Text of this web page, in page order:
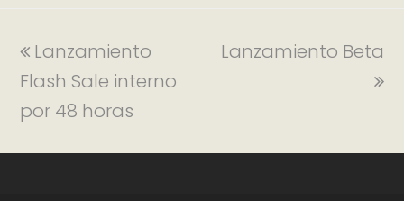
Lanzamiento
Flash Sale interno
por 48 horas
Lanzamiento Beta